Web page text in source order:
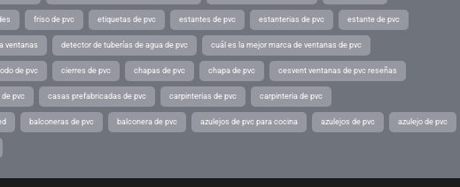
friso de pvc etiquetas de pvc estantes de pvc estanterias de pvc estante de pvc
ventanas detector de tuberías de agua de pvc cuál es la mejor marca de ventanas de pvc
de pvc cierres de pvc chapas de pvc chapa de pvc cesvent ventanas de pvc reseñas
pvc casas prefabricadas de pvc carpinterias de pvc carpinteria de pvc
balconeras de pvc balconera de pvc azulejos de pvc para cocina azulejos de pvc azulejo de pvc